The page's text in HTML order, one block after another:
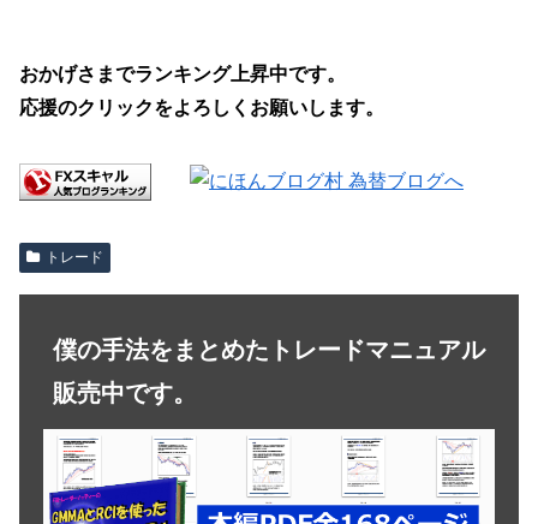
おかげさまでランキング上昇中です。
応援のクリックをよろしくお願いします。
トレード
僕の手法をまとめたトレードマニュアル
販売中です。